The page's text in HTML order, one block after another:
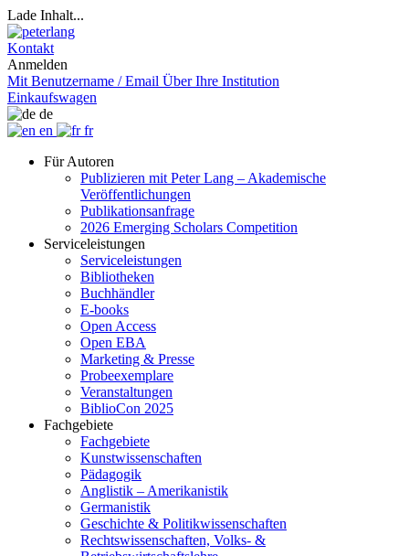
Lade Inhalt...
Kontakt
Anmelden
Mit Benutzername / Email Über Ihre Institution
Einkaufswagen
de
en
fr
Für Autoren
Publizieren mit Peter Lang – Akademische
Veröffentlichungen
Publikationsanfrage
2026 Emerging Scholars Competition
Serviceleistungen
Serviceleistungen
Bibliotheken
Buchhändler
E-books
Open Access
Open EBA
Marketing & Presse
Probeexemplare
Veranstaltungen
BiblioCon 2025
Fachgebiete
Fachgebiete
Kunstwissenschaften
Pädagogik
Anglistik – Amerikanistik
Germanistik
Geschichte & Politikwissenschaften
Rechtswissenschaften, Volks- &